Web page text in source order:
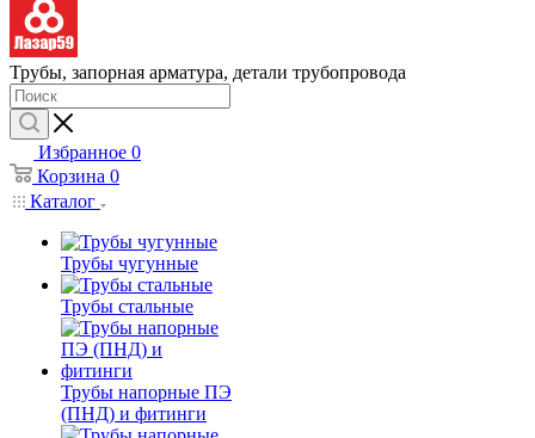
Трубы, запорная арматура, детали трубопровода
Избранное 0
Корзина 0
Каталог
Трубы чугунные
Трубы стальные
Трубы напорные ПЭ
(ПНД) и фитинги